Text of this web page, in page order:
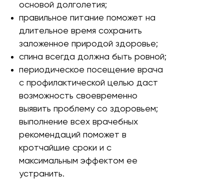
основой долголетия;
правильное питание поможет на
длительное время сохранить
заложенное природой здоровье;
спина всегда должна быть ровной;
периодическое посещение врача
с профилактической целью даст
возможность своевременно
выявить проблему со здоровьем;
выполнение всех врачебных
рекомендаций поможет в
кротчайшие сроки и с
максимальным эффектом ее
устранить.